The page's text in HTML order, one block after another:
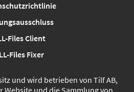
Files Client
Files Fixer
und wird betrieben von Tilf AB,